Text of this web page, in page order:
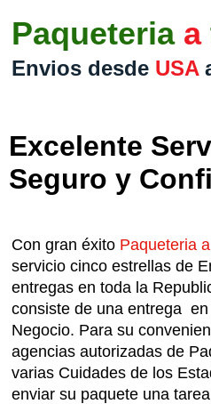
Paqueteria a
Envios desde USA
Excelente
Seguro y
Con gran éxito Paqueteria
servicio cinco estrellas de
entregas en toda la
consiste de una entrega
Negocio. Para su
agencias autorizadas de
varias Cuidades de los
enviar su paquete una